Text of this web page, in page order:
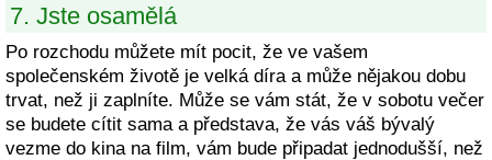
7. Jste osamělá
Po rozchodu můžete mít pocit, že ve vašem
společenském životě je velká díra a může nějakou dobu
trvat, než ji zaplníte. Může se vám stát, že v sobotu večer
se budete cítit sama a představa, že vás váš bývalý
vezme do kina na film, vám bude připadat jednodušší, než